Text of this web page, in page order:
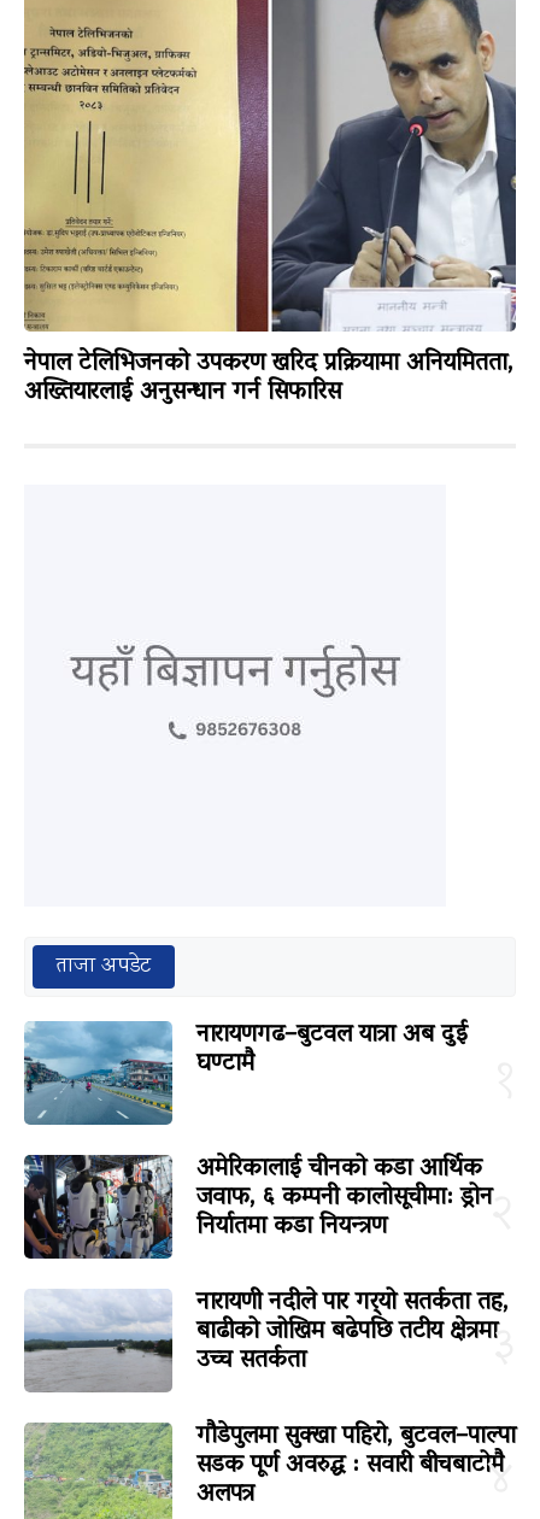
नेपाल टेलिभिजनको उपकरण खरिद प्रक्रियामा अनियमितता,
अख्तियारलाई अनुसन्धान गर्न सिफारिस
ताजा अपडेट
नारायणगढ–बुटवल यात्रा अब दुई
घण्टामै
२
अमेरिकालाई चीनको कडा आर्थिक
जवाफ, ६ कम्पनी कालोसूचीमा: ड्रोन
निर्यातमा कडा नियन्त्रण
३
नारायणी नदीले पार गर्‍यो सतर्कता तह,
बाढीको जोखिम बढेपछि तटीय क्षेत्रमा
उच्च सतर्कता
४
गौडेपुलमा सुक्खा पहिरो, बुटवल–पाल्पा
सडक पूर्ण अवरुद्ध : सवारी बीचबाटोमै
अलपत्र